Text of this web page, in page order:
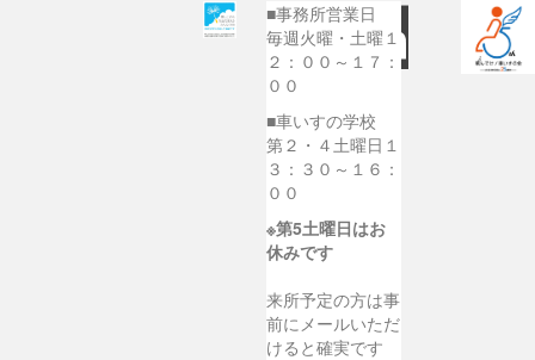
■事務所営業日
毎週火曜・土曜１
２：００～１７：
００
■車いすの学校
第２・４土曜日１
３：３０～１６：
００
※第5土曜日はお
休みです
来所予定の方は事
前にメールいただ
けると確実です